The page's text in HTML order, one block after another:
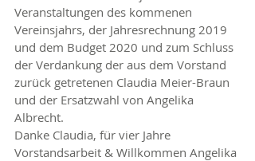
Veranstaltungen des kommenen
Vereinsjahrs, der Jahresrechnung 2019
und dem Budget 2020 und zum Schluss
der Verdankung der aus dem Vorstand
zurück getretenen Claudia Meier-Braun
und der Ersatzwahl von Angelika
Albrecht.
Danke Claudia, für vier Jahre
Vorstandsarbeit & Willkommen Angelika